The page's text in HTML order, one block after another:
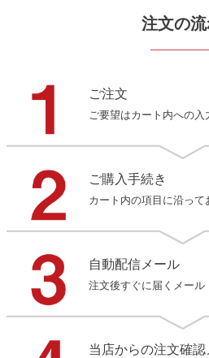
注文の
ご注文
ご要望はカート内への入
ご購入手続き
カート内の項目に沿って
自動配信メール
注文後すぐに届くメール
当店からの注文確認